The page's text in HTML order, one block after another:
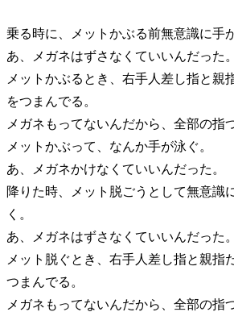
乗る時に、メットかぶる前無意識に手
あ、メガネはずさなくていいんだった。
メットかぶるとき、右手人差し指と親
をつまんでる。
メガネもってないんだから、全部の指
メットかぶって、なんか手が泳ぐ。
あ、メガネかけなくていいんだった。
降りた時、メット脱ごうとして無意識
く。
あ、メガネはずさなくていいんだった。
メット脱ぐとき、右手人差し指と親指
つまんでる。
メガネもってないんだから、全部の指